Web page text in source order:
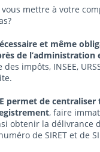
mettre à votre
et même
de l’administration
impôts, INSEE,
permet de centraliser
, faire
obtenir la délivrance
de SIRET et de